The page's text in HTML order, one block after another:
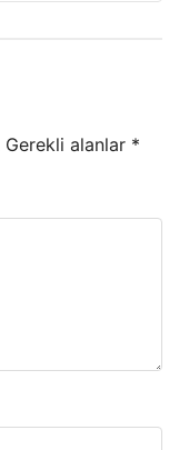
Gerekli alanlar *